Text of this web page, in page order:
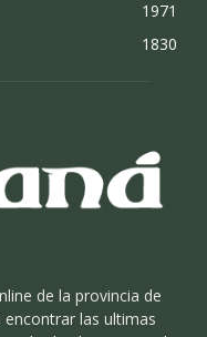
1971
1830
de la provincia de
las ultimas